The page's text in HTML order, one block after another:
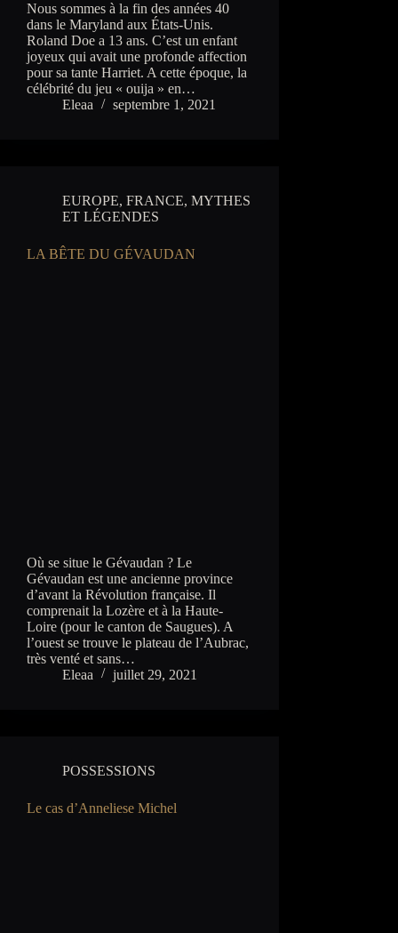
Nous sommes à la fin des années 40
dans le Maryland aux États-Unis.
Roland Doe a 13 ans. C’est un enfant
joyeux qui avait une profonde affection
pour sa tante Harriet. A cette époque, la
célébrité du jeu « ouija » en…
Eleaa
septembre 1, 2021
EUROPE, FRANCE, MYTHES
ET LÉGENDES
LA BÊTE DU GÉVAUDAN
Où se situe le Gévaudan ? Le
Gévaudan est une ancienne province
d’avant la Révolution française. Il
comprenait la Lozère et à la Haute-
Loire (pour le canton de Saugues). A
l’ouest se trouve le plateau de l’Aubrac,
très venté et sans…
Eleaa
juillet 29, 2021
POSSESSIONS
Le cas d’Anneliese Michel